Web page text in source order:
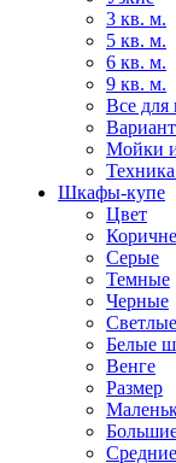
3 кв. м.
5 кв. м.
6 кв. м.
9 кв. м.
Все для
Мойки
Шкафы-купе
Цвет
Серые
Темные
Черные
Светлые
Белые
Венге
Размер
Средние